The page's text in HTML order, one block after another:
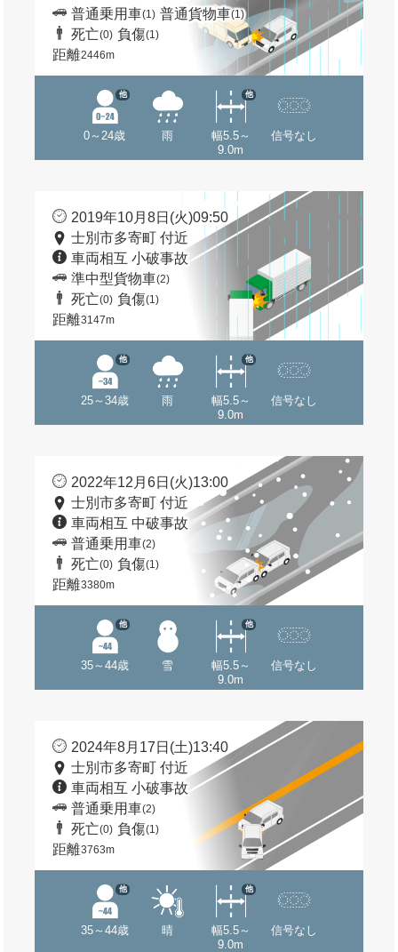
普通乗用車(1) 普通貨物車(1)
死亡(0) 負傷(1)
距離2446m
0～24歳
他
雨
幅5.5～
9.0m
他
信号なし
2019年10月8日(火)09:50
士別市多寄町 付近
車両相互 小破事故
準中型貨物車(2)
死亡(0) 負傷(1)
距離3147m
25～34歳
他
雨
幅5.5～
9.0m
他
信号なし
2022年12月6日(火)13:00
士別市多寄町 付近
車両相互 中破事故
普通乗用車(2)
死亡(0) 負傷(1)
距離3380m
35～44歳
他
雪
幅5.5～
9.0m
他
信号なし
2024年8月17日(土)13:40
士別市多寄町 付近
車両相互 小破事故
普通乗用車(2)
死亡(0) 負傷(1)
距離3763m
35～44歳
他
晴
幅5.5～
9.0m
他
信号なし